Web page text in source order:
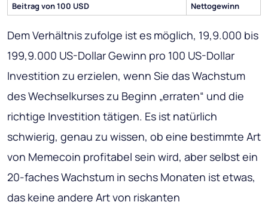
Beitrag von 100 USD
Nettogewinn
Dem Verhältnis zufolge ist es möglich, 19,9.000 bis
199,9.000 US-Dollar Gewinn pro 100 US-Dollar
Investition zu erzielen, wenn Sie das Wachstum
des Wechselkurses zu Beginn „erraten“ und die
richtige Investition tätigen. Es ist natürlich
schwierig, genau zu wissen, ob eine bestimmte Art
von Memecoin profitabel sein wird, aber selbst ein
20-faches Wachstum in sechs Monaten ist etwas,
das keine andere Art von riskanten